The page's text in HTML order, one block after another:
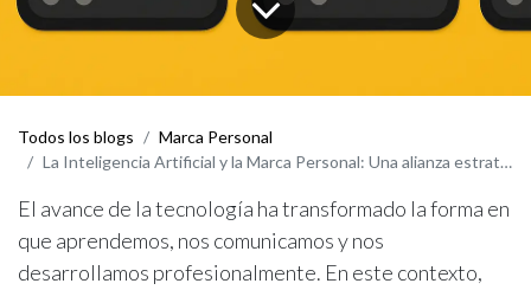
Todos los blogs
Marca Personal
La Inteligencia Artificial y la Marca Personal: Una alianza estratégica para profesionales resilientes
El avance de la tecnología ha transformado la forma en
que aprendemos, nos comunicamos y nos
desarrollamos profesionalmente. En este contexto,